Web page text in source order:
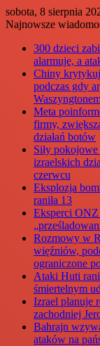
sobota, 8 sierpnia
Najnowsze
300 dzieci
alarmuje, a
Chiny
podczas gdy
Meta
firmy,
działań botów
Siły
izraelskich
czerwcu
Eksplozja
raniła 13
Eksperci ONZ
Rozmowy w
więźniów,
ograniczone
Ataki Huti
śmiertelnym
Izrael planuje
zachodniej
Bahrajn
ataków na